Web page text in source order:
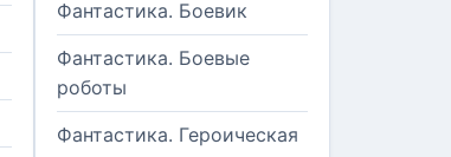
Фантастика. Боевик
Фантастика. Боевые
роботы
Фантастика. Героическая